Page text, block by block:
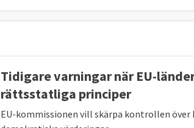
Tidigare varningar när EU-
rättsstatliga principer
EU-kommissionen vill skärpa kontrollen över